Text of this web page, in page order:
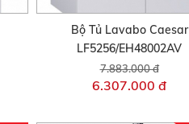
Bộ Tủ Lavabo Caesar
LF5256/EH48002AV
7.883.000 đ
6.307.000 đ